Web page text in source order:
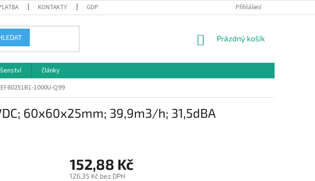
KONTAKTY GDPR Přihlášení
NÁKUPNÍ
Prázdný košík
články
1000U-Q99
60x60x25mm; 39,9m3/h; 31,5dBA
152,88 Kč
126,35 Kč bez DPH